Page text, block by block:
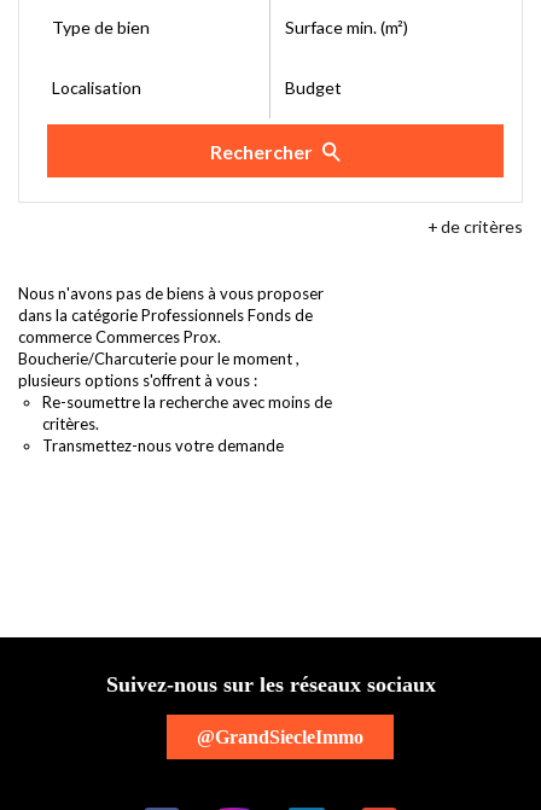
Type de bien Surface min. (m²)
Localisation Budget
Rechercher
+de critères
Nous n'avons pas de biens à vous proposer
dans la catégorie Professionnels Fonds de
commerce Commerces Prox.
Boucherie/Charcuterie pour le moment ,
plusieurs options s'offrent à vous :
Re-soumettre la recherche avec moins de
critères.
Transmettez-nous votre demande
Suivez-nous sur les réseaux sociaux
@GrandSiecleImmo